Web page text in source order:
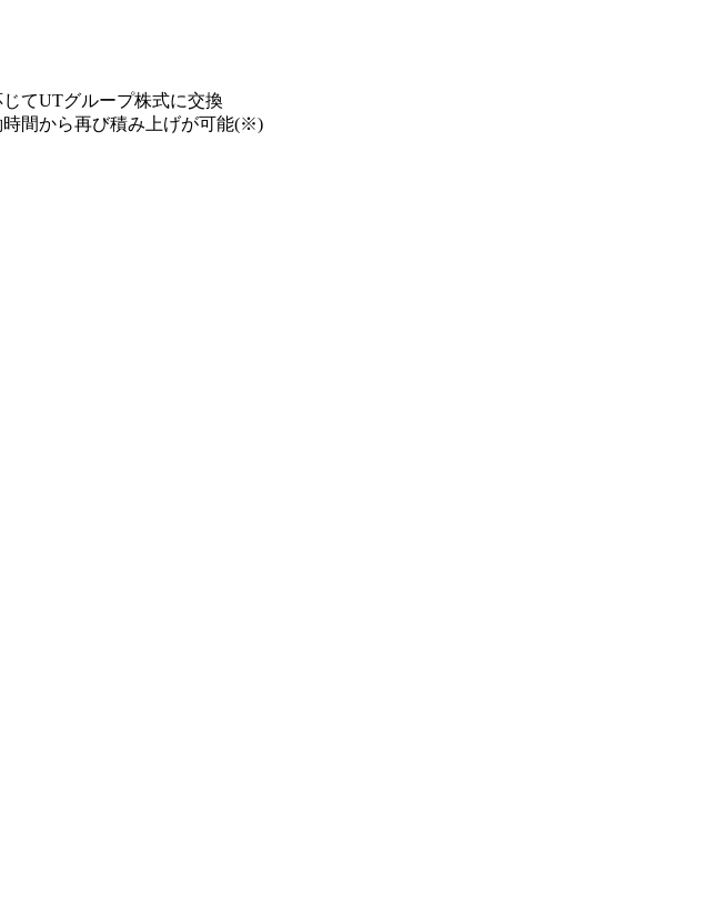
てUTグループ株式に交換
時間から再び積み上げが可能(※)